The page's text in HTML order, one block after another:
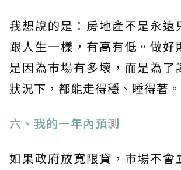
我想說的是：房地產不是永遠
跟人生一樣，有高有低。做好
是因為市場有多壞，而是為了
狀況下，都能走得穩、睡得著。
六、我的一年內預測
如果政府放寬限貸，市場不會